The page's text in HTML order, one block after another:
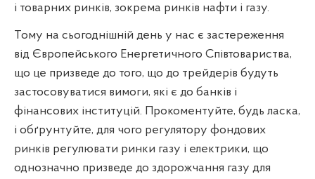
і товарних ринків, зокрема ринків нафти і газу.
Тому на сьогоднішній день у нас є застереження
від Європейського Енергетичного Співтовариства,
що це призведе до того, що до трейдерів будуть
застосовуватися вимоги, які є до банків і
фінансових інституцій. Прокоментуйте, будь ласка,
і обґрунтуйте, для чого регулятору фондових
ринків регулювати ринки газу і електрики, що
однозначно призведе до здорожчання газу для